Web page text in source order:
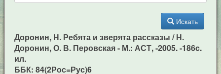
Искать
Доронин, Н. Ребята и зверята рассказы / Н.
Доронин, О. В. Перовская - М.: АСТ, -2005. -186c.
ил.
ББК: 84(2Рос=Рус)6